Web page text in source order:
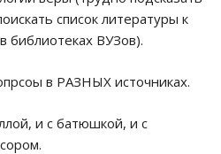
список литературы к
библиотеках ВУЗов).
в РАЗНЫХ источниках.
и с батюшкой, и с